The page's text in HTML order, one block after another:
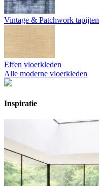
Vintage & Patchwork tapijten
Effen vloerkleden
Alle moderne vloerkleden
Inspiratie